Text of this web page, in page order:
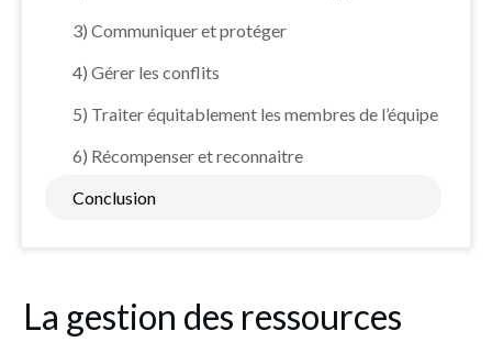
3) Communiquer et protéger
4) Gérer les conflits
5) Traiter équitablement les membres de l’équipe
6) Récompenser et reconnaitre
Conclusion
La gestion des ressources